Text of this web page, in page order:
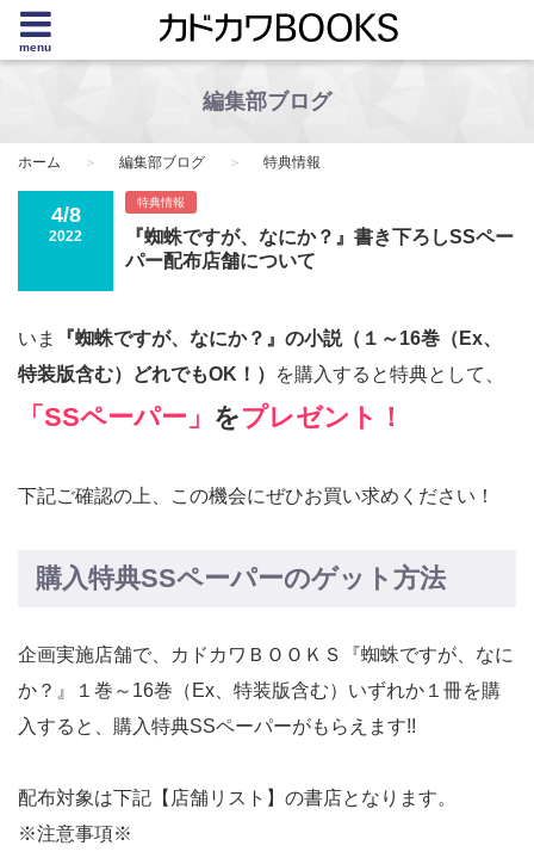
menu
編集部ブログ
ホーム 編集部ブログ 特典情報
4/8
2022
特典情報
『蜘蛛ですが、なにか？』書き下ろしSSペー
パー配布店舗について
いま
『蜘蛛ですが、なにか？』の小説（１～16巻（Ex、
特装版含む）どれでもOK！）
を購入すると特典として、
「SSペーパー」 をプレゼント！
下記ご確認の上、この機会にぜひお買い求めください！
購入特典SSペーパーのゲット方法
企画実施店舗で、カドカワＢＯＯＫＳ『蜘蛛ですが、なに
か？』１巻～16巻（Ex、特装版含む）いずれか１冊を購
入すると、購入特典SSペーパーがもらえます!!
配布対象は下記【店舗リスト】の書店となります。
※注意事項※